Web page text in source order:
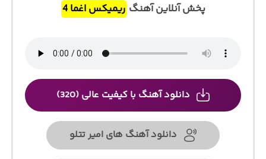
پخش آنلاین آهنگ ریمیکس اغما 4
دانلود آهنگ با کیفیت عالی (320)
دانلود آهنگ های امیر تتلو